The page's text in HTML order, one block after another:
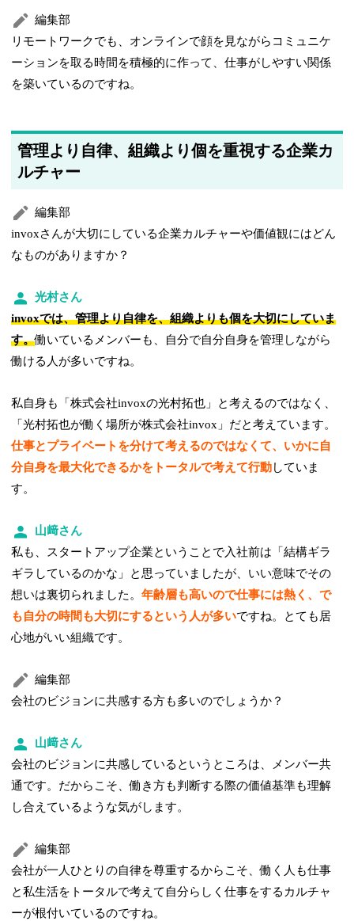
編集部
リモートワークでも、オンラインで顔を見ながらコミュニケ
ーションを取る時間を積極的に作って、仕事がしやすい関係
を築いているのですね。
管理より自律、組織より個を重視する企業カ
ルチャー
編集部
invoxさんが大切にしている企業カルチャーや価値観にはどん
なものがありますか？
光村さん
invoxでは、管理より自律を、組織よりも個を大切にしていま
す。働いているメンバーも、自分で自分自身を管理しながら
働ける人が多いですね。
私自身も「株式会社invoxの光村拓也」と考えるのではなく、
「光村拓也が働く場所が株式会社invox」だと考えています。
仕事とプライベートを分けて考えるのではなくて、いかに自
分自身を最大化できるかをトータルで考えて行動していま
す。
山﨑さん
私も、スタートアップ企業ということで入社前は「結構ギラ
ギラしているのかな」と思っていましたが、いい意味でその
想いは裏切られました。年齢層も高いので仕事には熱く、で
も自分の時間も大切にするという人が多いですね。とても居
心地がいい組織です。
編集部
会社のビジョンに共感する方も多いのでしょうか？
山﨑さん
会社のビジョンに共感しているというところは、メンバー共
通です。だからこそ、働き方も判断する際の価値基準も理解
し合えているような気がします。
編集部
会社が一人ひとりの自律を尊重するからこそ、働く人も仕事
と私生活をトータルで考えて自分らしく仕事をするカルチャ
ーが根付いているのですね。